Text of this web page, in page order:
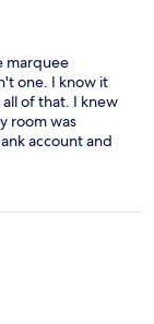
marquee
one. I know it
of that. I knew
room was
account and
deposit hasn't
the price of the